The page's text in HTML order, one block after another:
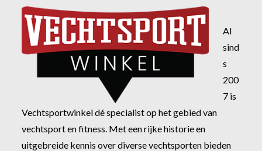
Al
sind
s
200
7 is
Vechtsportwinkel dé specialist op het gebied van
vechtsport en fitness. Met een rijke historie en
uitgebreide kennis over diverse vechtsporten bieden